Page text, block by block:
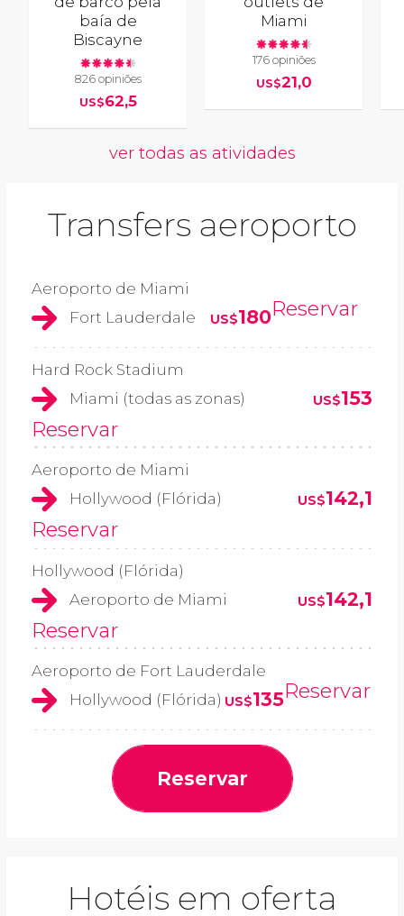
baía de
Biscayne
826 opiniões
US$62,5
Miami
176 opiniões
US$21,0
ver todas as atividades
Transfers aeroporto
Aeroporto de Miami
Fort Lauderdale
US$180Reservar
Hard Rock Stadium
Miami (todas as zonas)
US$153
Reservar
Aeroporto de Miami
Hollywood (Flórida)
US$142,1
Reservar
Hollywood (Flórida)
Aeroporto de Miami
US$142,1
Reservar
Aeroporto de Fort Lauderdale
Hollywood (Flórida) US$135Reservar
Reservar
Hotéis em oferta